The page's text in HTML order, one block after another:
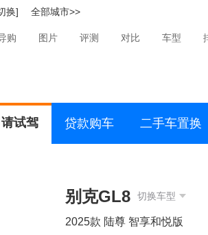
换] 全部城市>>
购 图片 评测 对比 车型
试驾 贷款购车 二手车置换
别克GL8 切换车型
2025款 陆尊 智享和悦版